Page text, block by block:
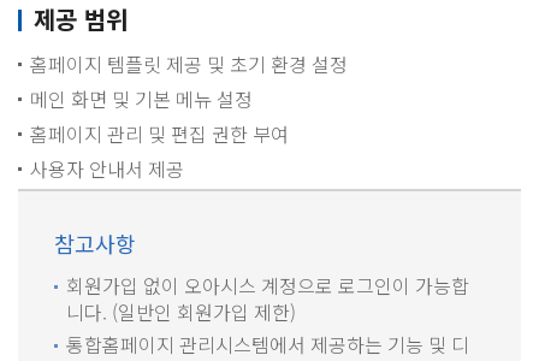
제공 범위
홈페이지 템플릿 제공 및 초기 환경 설정
메인 화면 및 기본 메뉴 설정
홈페이지 관리 및 편집 권한 부여
사용자 안내서 제공
참고사항
회원가입 없이 오아시스 계정으로 로그인이 가능합
니다. (일반인 회원가입 제한)
통합홈페이지 관리시스템에서 제공하는 기능 및 디